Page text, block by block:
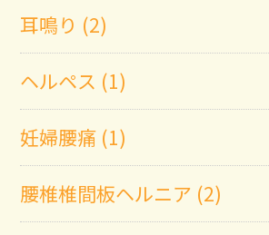
耳鳴り (2)
ヘルペス (1)
妊婦腰痛 (1)
腰椎椎間板ヘルニア (2)